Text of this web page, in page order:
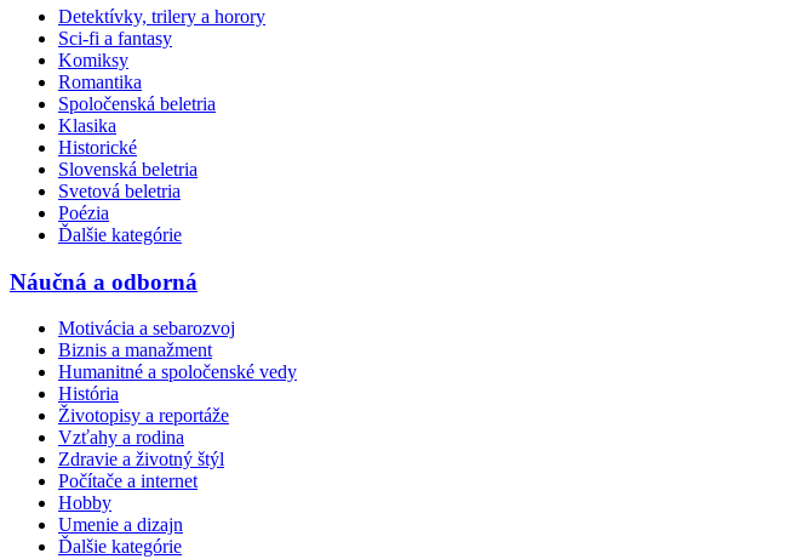
Detektívky, trilery a horory
Sci-fi a fantasy
Komiksy
Romantika
Spoločenská beletria
Klasika
Historické
Slovenská beletria
Svetová beletria
Poézia
Ďalšie kategórie
Náučná a odborná
Motivácia a sebarozvoj
Biznis a manažment
Humanitné a spoločenské vedy
História
Životopisy a reportáže
Vzťahy a rodina
Zdravie a životný štýl
Počítače a internet
Hobby
Umenie a dizajn
Ďalšie kategórie